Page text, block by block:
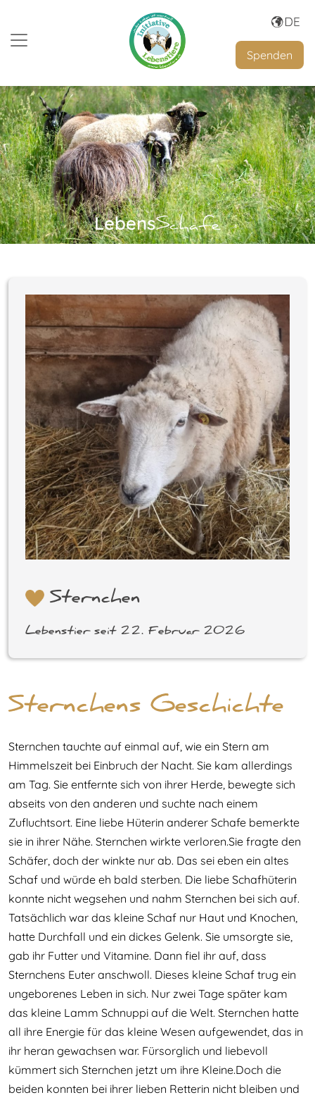
Spenden
LebensSchafe
Sternchen
Lebenstier seit 22. Februar 2026
Sternchens Geschichte
Sternchen tauchte auf einmal auf, wie ein Stern am
Himmelszeit bei Einbruch der Nacht. Sie kam allerdings
am Tag. Sie entfernte sich von ihrer Herde, bewegte sich
abseits von den anderen und suchte nach einem
Zufluchtsort. Eine liebe Hüterin anderer Schafe bemerkte
sie in ihrer Nähe. Sternchen wirkte verloren.Sie fragte den
Schäfer, doch der winkte nur ab. Das sei eben ein altes
Schaf und würde eh bald sterben. Die liebe Schafhüterin
konnte nicht wegsehen und nahm Sternchen bei sich auf.
Tatsächlich war das kleine Schaf nur Haut und Knochen,
hatte Durchfall und ein dickes Gelenk. Sie umsorgte sie,
gab ihr Futter und Vitamine. Dann fiel ihr auf, dass
Sternchens Euter anschwoll. Dieses kleine Schaf trug ein
ungeborenes Leben in sich. Nur zwei Tage später kam
das kleine Lamm Schnuppi auf die Welt. Sternchen hatte
all ihre Energie für das kleine Wesen aufgewendet, das in
ihr heran gewachsen war. Fürsorglich und liebevoll
kümmert sich Sternchen jetzt um ihre Kleine.Doch die
beiden konnten bei ihrer lieben Retterin nicht bleiben und